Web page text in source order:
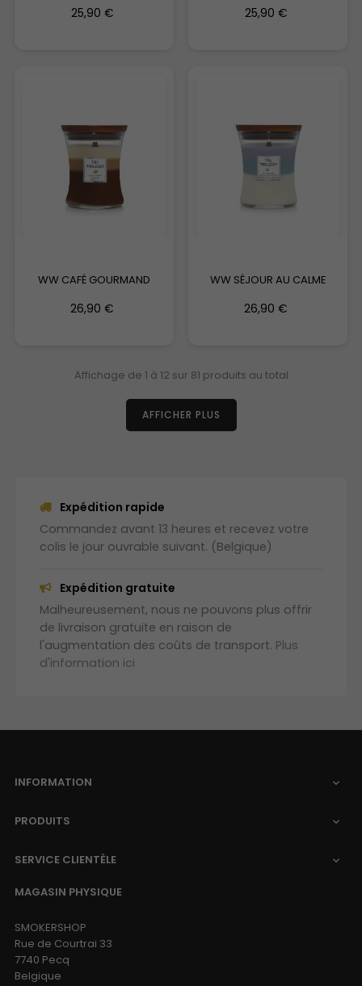
25,90 € 25,90 €
WW CAFÉ GOURMAND
26,90 €
WW SÉJOUR AU CALME
26,90 €
Affichage de 1 à 12 sur 81 produits au total
AFFICHER PLUS
Expédition rapide
Commandez avant 13 heures et recevez votre
colis le jour ouvrable suivant. (Belgique)
Expédition gratuite
Malheureusement, nous ne pouvons plus offrir
de livraison gratuite en raison de
l'augmentation des coûts de transport. Plus
d'information ici
INFORMATION 
PRODUITS 
SERVICE CLIENTÈLE 
MAGASIN PHYSIQUE
SMOKERSHOP
Rue de Courtrai 33
7740 Pecq
Belgique